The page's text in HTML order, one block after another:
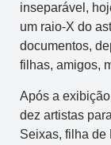
inseparável,
um raio-X do
documentos,
filhas, amigos,
Após a
dez artistas
Seixas, filha de